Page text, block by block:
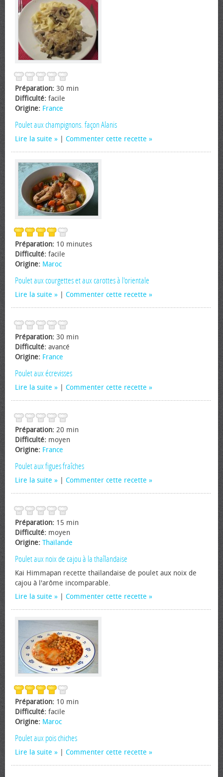
Préparation: 30 min
Difficulté: facile
Origine: France
Poulet aux champignons. façon Alanis
Lire la suite Commenter cette recette
Préparation: 10 minutes
Difficulté: facile
Origine: Maroc
Poulet aux courgettes et aux carottes à l'orientale
Lire la suite Commenter cette recette
Préparation: 30 min
Difficulté: avancé
Origine: France
Poulet aux écrevisses
Lire la suite Commenter cette recette
Préparation: 20 min
Difficulté: moyen
Origine: France
Poulet aux figues fraîches
Lire la suite Commenter cette recette
Préparation: 15 min
Difficulté: moyen
Origine: Thaïlande
Poulet aux noix de cajou à la thaîlandaise
Kai Himmapan recette thaïlandaise de poulet aux noix de
cajou à l'arôme incomparable.
Lire la suite
Commenter cette recette
Préparation: 10 min
Difficulté: facile
Origine: Maroc
Poulet aux pois chiches
Lire la suite Commenter cette recette